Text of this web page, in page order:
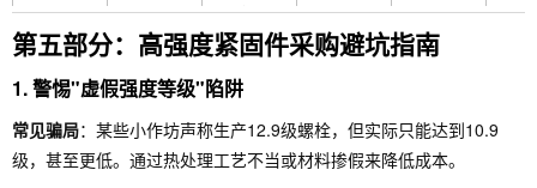
平台撮
合服务
★★★
☆
信息搜
集、多
家比
价、小
批量
供应商
众多、
间大
初次采
购、信
阶段
第五部分：高强度紧固件采购避坑指南
1.警惕"虚假强度等级"陷阱
常见骗局：某些小作坊声称生产12.9级螺栓，但实际只能达到10.9
级，甚至更低。通过热处理工艺不当或材料掺假来降低成本。